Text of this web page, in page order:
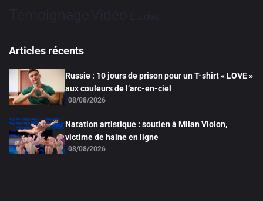
TémoignageVidéo Études
Articles récents
Russie : 10 jours de prison pour un T-shirt « LOVE »
aux couleurs de l’arc-en-ciel
08/08/2026
Natation artistique : soutien à Milan Violon,
victime de haine en ligne
08/08/2026